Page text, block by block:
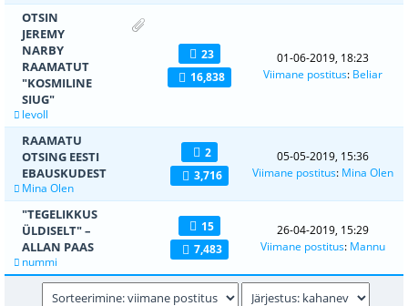
OTSIN
JEREMY
NARBY
RAAMATUT
"KOSMILINE
SIUG"
levoll
23
16,838
01-06-2019, 18:23
Viimane postitus: Beliar
RAAMATU
OTSING EESTI
EBAUSKUDEST
Mina Olen
2
3,716
05-05-2019, 15:36
Viimane postitus: Mina Olen
"TEGELIKKUS
ÜLDISELT" –
ALLAN PAAS
nummi
15
7,483
26-04-2019, 15:29
Viimane postitus: Mannu